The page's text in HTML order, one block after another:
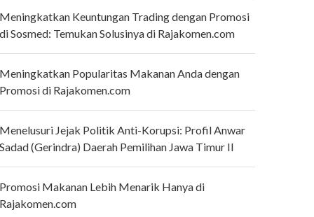
Keuntungan Trading dengan Promosi
Sosmed: Temukan Solusinya di Rajakomen.com
Popularitas Makanan Anda dengan
di Rajakomen.com
Jejak Politik Anti-Korupsi: Profil Anwar
(Gerindra) Daerah Pemilihan Jawa Timur II
Makanan Lebih Menarik Hanya di